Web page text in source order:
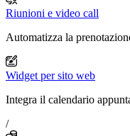
Riunioni e video call
Automatizza la
Widget per sito web
Integra il calendario
/